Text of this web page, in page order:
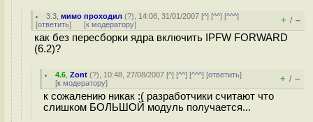
3.3 ,мимо проходил (?), 14:08, 31/01/2007 [^] [^^] [^^^]
[ответить] [к модератору] + / –
как без пересборки ядра включить IPFW FORWARD
(6.2)?
4.6 ,Zont (?), 10:48, 27/08/2007 [^] [^^] [^^^] [ответить]
[к модератору] + / –
к сожалению никак :( разработчики считают что
слишком БОЛЬШОЙ модуль получается...